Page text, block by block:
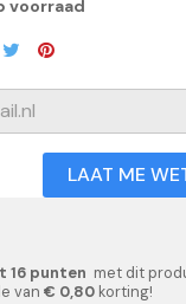
voorraad
LAAT ME
16 punten met dit
van € 0,80 korting!